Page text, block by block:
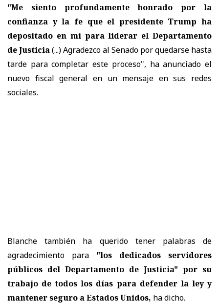
"Me siento profundamente honrado por la
confianza y la fe que el presidente Trump ha
depositado en mí para liderar el Departamento
de Justicia(...) Agradezco al Senado por quedarse hasta
tarde para completar este proceso", ha anunciado el
nuevo fiscal general en un mensaje en sus redes
sociales.
Blanche también ha querido tener palabras de
agradecimiento para "los dedicados servidores
públicos del Departamento de Justicia" por su
trabajo de todos los días para defender la ley y
mantener seguro a Estados Unidos, ha dicho.